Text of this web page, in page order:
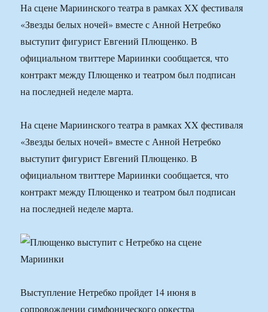
На сцене Мариинского театра в рамках XX фестиваля
«Звезды белых ночей» вместе с Анной Нетребко
выступит фигурист Евгений Плющенко. В
официальном твиттере Мариинки сообщается, что
контракт между Плющенко и театром был подписан
на последней неделе марта.
На сцене Мариинского театра в рамках XX фестиваля
«Звезды белых ночей» вместе с Анной Нетребко
выступит фигурист Евгений Плющенко. В
официальном твиттере Мариинки сообщается, что
контракт между Плющенко и театром был подписан
на последней неделе марта.
Выступление Нетребко пройдет 14 июня в
сопровождении симфонического оркестра